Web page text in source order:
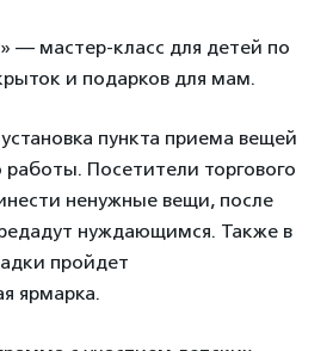
— мастер-класс для детей по
и подарков для мам.
пункта приема вещей
работы. Посетители торгового
ненужные вещи, после
нуждающимся. Также в
пройдет
ярмарка.